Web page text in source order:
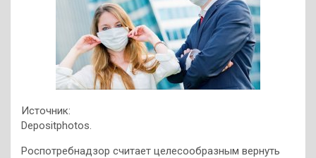
Источник:
Depositphotos.
Роспотребнадзор считает целесообразным вернуть